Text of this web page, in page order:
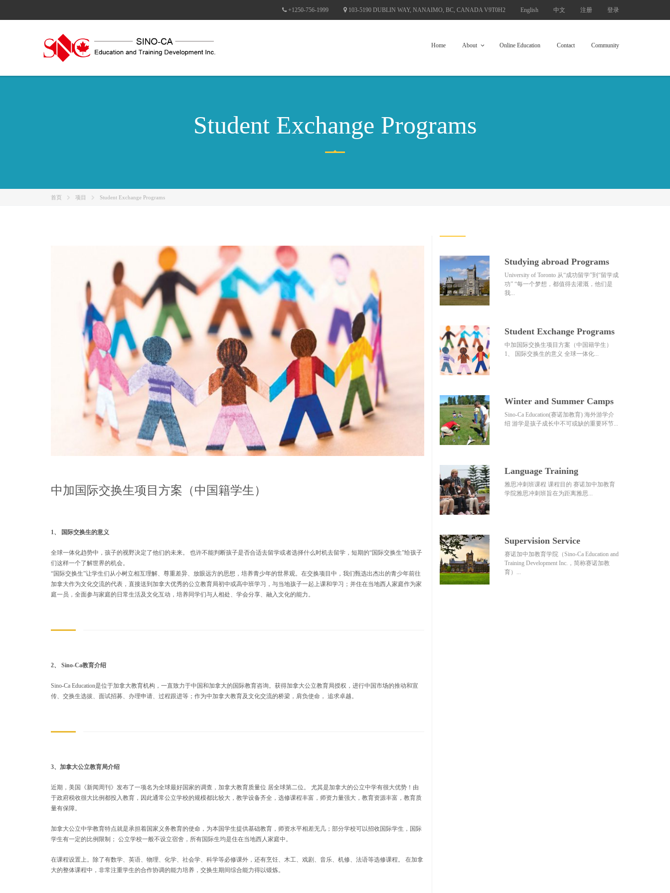
content
登录
注册
中文
English
103-5190 DUBLIN WAY, NANAIMO, BC, CANADA V9T0H2
+1250-756-1999
Home About Online Education Contact Community
Student Exchange Programs
首页 项目 Student Exchange Programs
中加国际交换生项目方案（中国籍学生）
1、 国际交换生的意义
全球一体化趋势中，孩子的视野决定了他们的未来。 也许不能判断孩子是否合适去留学或者选择什么时机去留学，短期的“国际交换生”给孩子
们这样一个了解世界的机会。
“国际交换生”让学生们从小树立相互理解、尊重差异、放眼远方的思想，培养青少年的世界观。在交换项目中，我们甄选出杰出的青少年前往
加拿大作为文化交流的代表，直接送到加拿大优秀的公立教育局初中或高中班学习，与当地孩子一起上课和学习；并住在当地西人家庭作为家
庭一员，全面参与家庭的日常生活及文化互动，培养同学们与人相处、学会分享、融入文化的能力。
2、 Sino-Ca教育介绍
Sino-Ca Education是位于加拿大教育机构，一直致力于中国和加拿大的国际教育咨询。获得加拿大公立教育局授权，进行中国市场的推动和宣
传、交换生选拔、面试招募、办理申请、过程跟进等；作为中加拿大教育及文化交流的桥梁，肩负使命， 追求卓越。
3、加拿大公立教育局介绍
近期，美国《新闻周刊》发布了一项名为全球最好国家的调查，加拿大教育质量位 居全球第二位。 尤其是加拿大的公立中学有很大优势！由
于政府税收很大比例都投入教育，因此通常公立学校的规模都比较大，教学设备齐全，选修课程丰富，师资力量强大，教育资源丰富，教育质
量有保障。
加拿大公立中学教育特点就是承担着国家义务教育的使命，为本国学生提供基础教育，师资水平相差无几；部分学校可以招收国际学生，国际
学生有一定的比例限制； 公立学校一般不设立宿舍，所有国际生均是住在当地西人家庭中。
在课程设置上。除了有数学、英语、物理、化学、社会学、科学等必修课外，还有烹饪、木工、戏剧、音乐、机修、法语等选修课程。 在加拿
大的整体课程中，非常注重学生的合作协调的能力培养，交换生期间综合能力得以锻炼。
Studying abroad Programs
University of Toronto 从“成功留学”到“留学成
功” “每一个梦想，都值得去灌溉，他们是
我...
Student Exchange Programs
中加国际交换生项目方案（中国籍学生）
1、 国际交换生的意义 全球一体化...
Winter and Summer Camps
Sino-Ca Education(赛诺加教育) 海外游学介
绍 游学是孩子成长中不可或缺的重要环节...
Language Training
雅思冲刺班课程 课程目的 赛诺加中加教育
学院雅思冲刺班旨在为距离雅思...
Supervision Service
赛诺加中加教育学院（Sino-Ca Education and
Training Development Inc.，简称赛诺加教
育）...